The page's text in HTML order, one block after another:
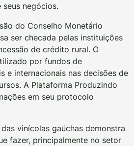
negócios.
do Conselho Monetário
ser checada pelas instituições
de crédito rural. O
por fundos de
e internacionais nas decisões de
A Plataforma Produzindo
em seu protocolo
vinícolas gaúchas demonstra
fazer, principalmente no setor